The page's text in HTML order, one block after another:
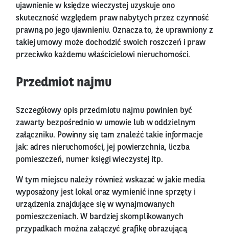
ujawnienie w księdze wieczystej uzyskuje ono
skuteczność względem praw nabytych przez czynność
prawną po jego ujawnieniu. Oznacza to, że uprawniony z
takiej umowy może dochodzić swoich roszczeń i praw
przeciwko każdemu właścicielowi nieruchomości.
Przedmiot najmu
Szczegółowy opis przedmiotu najmu powinien być
zawarty bezpośrednio w umowie lub w oddzielnym
załączniku. Powinny się tam znaleźć takie informacje
jak: adres nieruchomości, jej powierzchnia, liczba
pomieszczeń, numer księgi wieczystej itp.
W tym miejscu należy również wskazać w jakie media
wyposażony jest lokal oraz wymienić inne sprzęty i
urządzenia znajdujące się w wynajmowanych
pomieszczeniach. W bardziej skomplikowanych
przypadkach można załączyć grafikę obrazującą